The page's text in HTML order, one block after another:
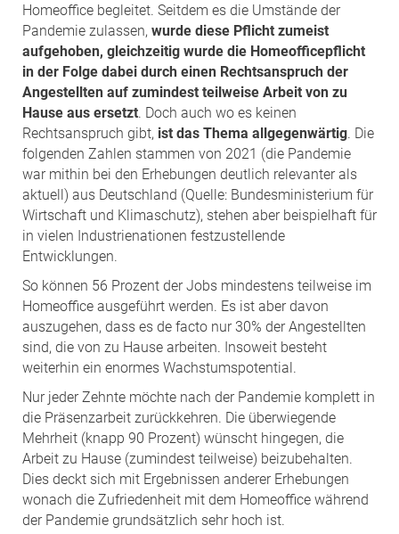
Homeoffice begleitet. Seitdem es die Umstände der
Pandemie zulassen, wurde diese Pflicht zumeist
aufgehoben, gleichzeitig wurde die Homeofficepflicht
in der Folge dabei durch einen Rechtsanspruch der
Angestellten auf zumindest teilweise Arbeit von zu
Hause aus ersetzt. Doch auch wo es keinen
Rechtsanspruch gibt, ist das Thema allgegenwärtig. Die
folgenden Zahlen stammen von 2021 (die Pandemie
war mithin bei den Erhebungen deutlich relevanter als
aktuell) aus Deutschland (Quelle: Bundesministerium für
Wirtschaft und Klimaschutz), stehen aber beispielhaft für
in vielen Industrienationen festzustellende
Entwicklungen.
So können 56 Prozent der Jobs mindestens teilweise im
Homeoffice ausgeführt werden. Es ist aber davon
auszugehen, dass es de facto nur 30% der Angestellten
sind, die von zu Hause arbeiten. Insoweit besteht
weiterhin ein enormes Wachstumspotential.
Nur jeder Zehnte möchte nach der Pandemie komplett in
die Präsenzarbeit zurückkehren. Die überwiegende
Mehrheit (knapp 90 Prozent) wünscht hingegen, die
Arbeit zu Hause (zumindest teilweise) beizubehalten.
Dies deckt sich mit Ergebnissen anderer Erhebungen
wonach die Zufriedenheit mit dem Homeoffice während
der Pandemie grundsätzlich sehr hoch ist.